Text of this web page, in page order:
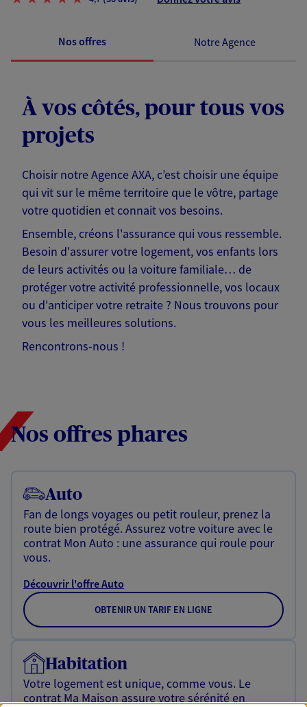
Nos offres Notre Agence
À vos côtés, pour tous vos
projets
Choisir notre Agence AXA, c’est choisir une équipe
qui vit sur le même territoire que le vôtre, partage
votre quotidien et connait vos besoins.
Ensemble, créons l'assurance qui vous ressemble.
Besoin d'assurer votre logement, vos enfants lors
de leurs activités ou la voiture familiale… de
protéger votre activité professionnelle, vos locaux
ou d'anticiper votre retraite ? Nous trouvons pour
vous les meilleures solutions.
Rencontrons-nous !
Nos offres phares
Auto
Fan de longs voyages ou petit rouleur, prenez la
route bien protégé. Assurez votre voiture avec le
contrat Mon Auto : une assurance qui roule pour
vous.
Découvrir l'offre Auto
OBTENIR UN TARIF EN LIGNE
Habitation
Votre logement est unique, comme vous. Le
contrat Ma Maison assure votre sérénité en